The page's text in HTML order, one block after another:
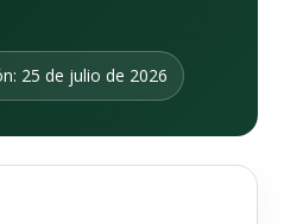
25 de julio de 2026